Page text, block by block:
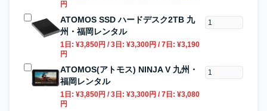
円
ATOMOS SSD ハードデスク2TB 九
州・福岡レンタル
1日: ¥3,850円 / 3日: ¥3,300円 / 7日: ¥3,190
円
ATOMOS(アトモス) NINJA V 九州・
福岡レンタル
1日: ¥3,850円 / 3日: ¥3,300円 / 7日: ¥3,080
円